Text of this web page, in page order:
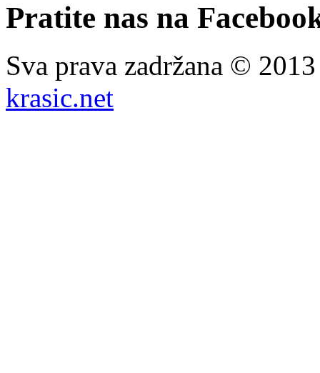
Pratite nas na
Sva prava zadržana ©
krasic.net